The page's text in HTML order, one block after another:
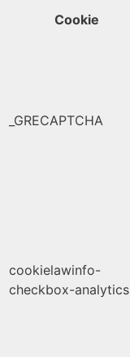
Cookie
_GRECAPTCHA
cookielawinfo-
checkbox-analytics